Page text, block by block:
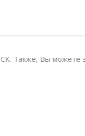
Также, Вы можете